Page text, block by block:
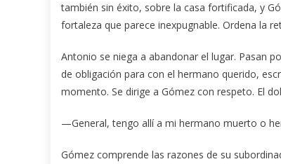
también sin éxito, sobre la casa fortificada, y
fortaleza que parece inexpugnable. Ordena la
Antonio se niega a abandonar el lugar. Pasan
de obligación para con el hermano querido,
momento. Se dirige a Gómez con respeto. El
—General, tengo allí a mi hermano muerto o
Gómez comprende las razones de su